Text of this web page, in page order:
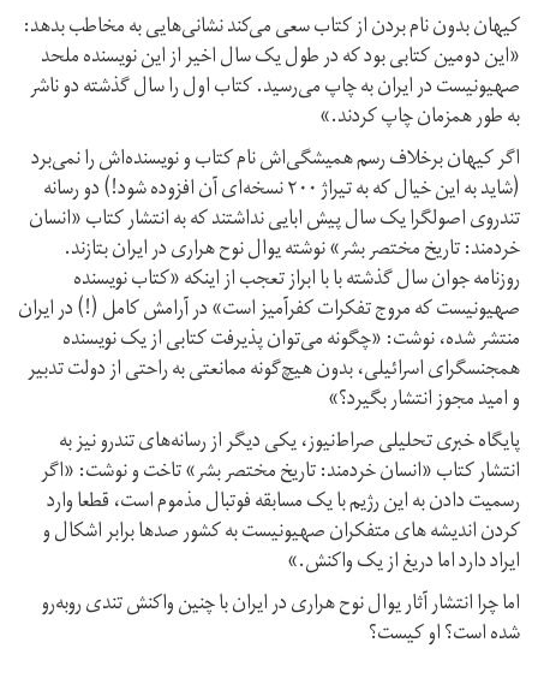
کیهان بدون نام بردن از کتاب سعی می‌کند نشانی‌هایی به مخاطب بدهد:
«این دومین کتابی بود که در طول یک سال اخیر از این نویسنده ملحد
صهیونیست در ایران به چاپ می‌رسید. کتاب اول را سال گذشته دو ناشر
به طور همزمان چاپ کردند.»
اگر کیهان برخلاف رسم همیشگی‌اش نام کتاب و نویسنده‌اش را نمی‌برد
(شاید به این خیال که به تیراژ ۲۰۰ نسخه‌ای آن افزوده شود!) دو رسانه
تندروی اصولگرا یک سال پیش ابایی نداشتند که به انتشار کتاب «انسان
خردمند: تاریخ مختصر بشر» نوشته یوال نوح هراری در ایران بتازند.
روزنامه جوان سال گذشته با با ابراز تعجب از اینکه «کتاب نویسنده
صهیونیست که مروج تفکرات کفرآمیز است» در آرامش کامل (!) در ایران
منتشر شده، نوشت: «چگونه می‌توان پذیرفت کتابی از یک نویسنده
همجنسگرای اسرائیلی، بدون هیچ‌گونه ممانعتی به راحتی از دولت تدبیر
و امید مجوز انتشار بگیرد؟»
پایگاه خبری تحلیلی صراط‌نیوز، یکی دیگر از رسانه‌های تندرو نیز به
انتشار کتاب «انسان خردمند: تاریخ مختصر بشر» تاخت و نوشت: «اگر
رسمیت دادن به این رژیم با یک مسابقه فوتبال مذموم است، قطعا وارد
کردن اندیشه های متفکران صهیونیست به کشور صدها برابر اشکال و
ایراد دارد اما دریغ از یک واکنش.»
اما چرا انتشار آثار یوال نوح هراری در ایران با چنین واکنش تندی روبه‌رو
شده است؟ او کیست؟